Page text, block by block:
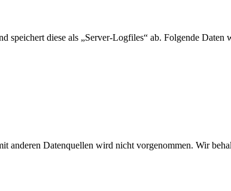
speichert diese als „Server-Logfiles“ ab. Folgende Daten
anderen Datenquellen wird nicht vorgenommen. Wir